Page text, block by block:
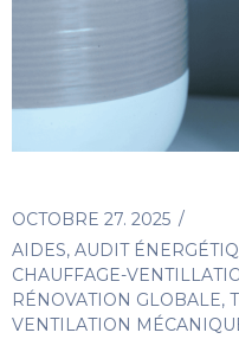
OCTOBRE 27. 2025
AIDES, AUDIT
CHAUFFAGE-
RÉNOVATION GLOBALE,
VENTILATION